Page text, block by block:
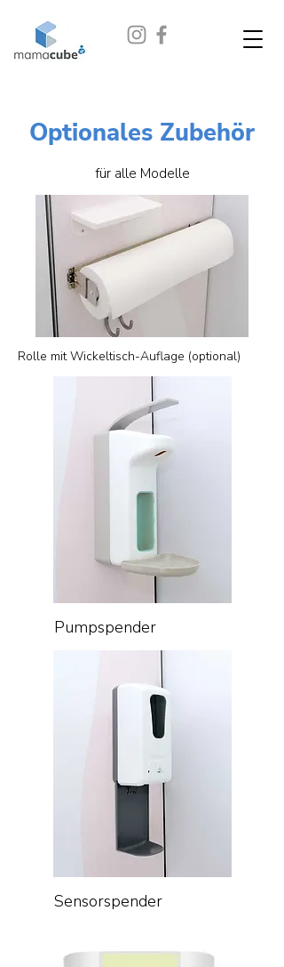
Optionales Zubehör
für alle Modelle
Rolle mit Wickeltisch-Auflage (optional)
Pumpspender
Sensorspender